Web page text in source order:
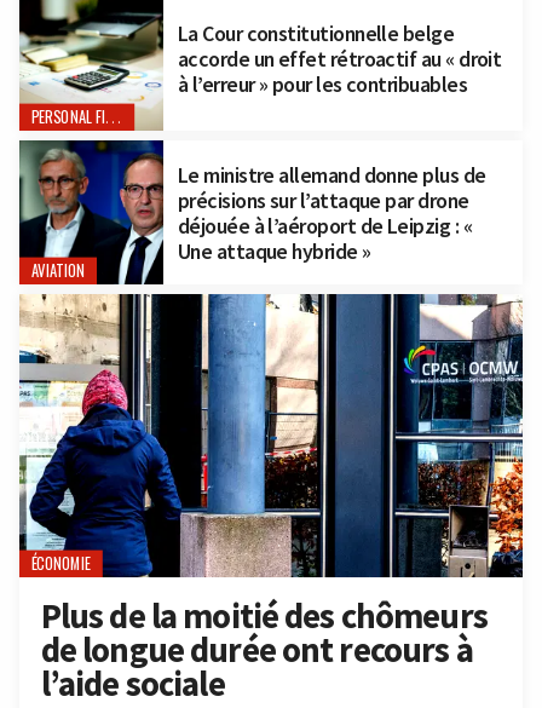
PERSONAL FINANCE
La Cour constitutionnelle belge
accorde un effet rétroactif au « droit
à l’erreur » pour les contribuables
AVIATION
Le ministre allemand donne plus de
précisions sur l’attaque par drone
déjouée à l’aéroport de Leipzig : «
Une attaque hybride »
ÉCONOMIE
Plus de la moitié des chômeurs
de longue durée ont recours à
l’aide sociale